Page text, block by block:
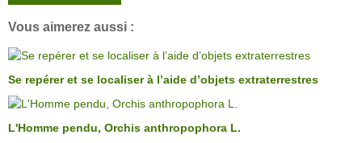
Vous aimerez aussi :
Se repérer et se localiser à l’aide d’objets extraterrestres
L'Homme pendu, Orchis anthropophora L.